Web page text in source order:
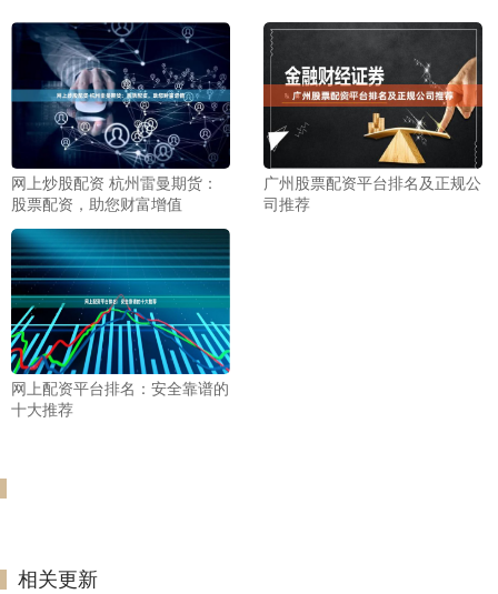
网上炒股配资 杭州雷曼期货：
股票配资，助您财富增值
广州股票配资平台排名及正规公
司推荐
网上配资平台排名：安全靠谱的
十大推荐
相关更新